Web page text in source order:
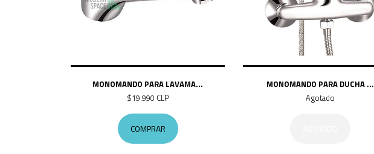
MONOMANDO PARA LAVAMA...
$19.990 CLP
COMPRAR
MONOMANDO PARA DUCHA ...
Agotado